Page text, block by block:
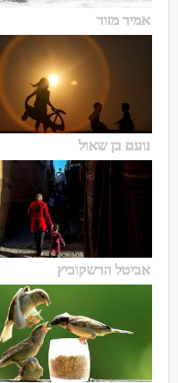
אמיר מזור
נועם בן שאול
אביטל הרשקוביץ